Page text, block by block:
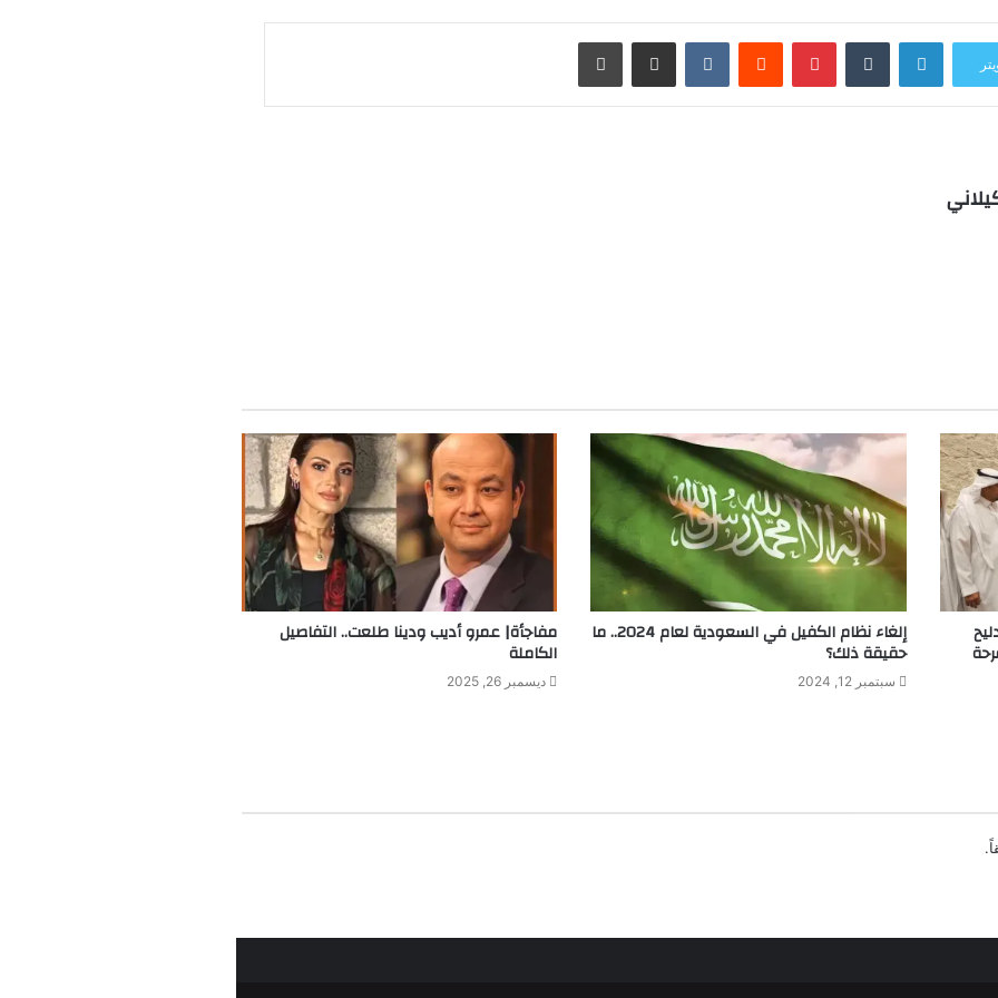
لينكدإن بينتيريست مشاركة عبر البريد طباعة
إلغاء نظام الكفيل في السعودية لعام 2024.. ما
حقيقة ذلك؟
سبتمبر 12, 2024
مفاجأة| عمرو أديب ودينا طلعت.. التفاصيل
الكاملة
ديسمبر 26, 2025